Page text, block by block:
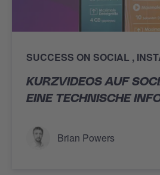
SUCCESS ON SOCIAL
KURZVIDEOS AUF
EINE TECHNISCHE
Brian Powers